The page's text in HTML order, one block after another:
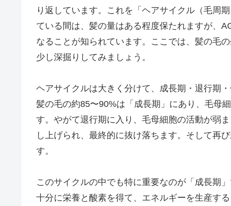
り返しています。これを「ヘアサイクル（毛周
ている間は、髪の量はある程度保たれますが、
なることが知られています。ここでは、髪の毛
少し深掘りしてみましょう。
ヘアサイクルは大きく分けて、成長期・退行期
髪の毛の約85〜90%は「成長期」にあり、毛母
す。やがて退行期に入り、毛母細胞の活動が弱
し上げられ、最終的に抜け落ちます。そして再
す。
このサイクルの中でも特に重要なのが「成長期
十分に栄養と酸素を得て、エネルギーを生産す